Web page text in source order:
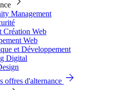
Management
Création Web
Web
et Développement
Digital
offres d'alternance